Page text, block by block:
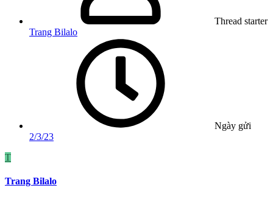
Thread starter
Trang Bilalo
Ngày gửi
2/3/23
T
Trang Bilalo